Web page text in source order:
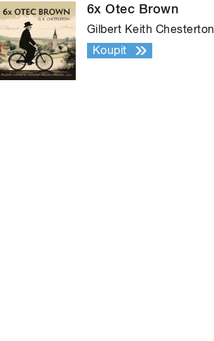
6x Otec Brown
Gilbert Keith Chesterton
Koupit